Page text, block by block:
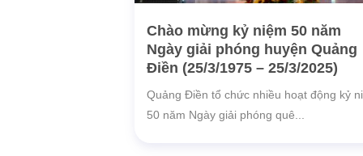
Chào mừng kỷ niệm 50 năm
Ngày giải phóng huyện Quảng
Điền (25/3/1975 – 25/3/2025)
Quảng Điền tổ chức nhiều hoạt động kỷ
50 năm Ngày giải phóng quê...